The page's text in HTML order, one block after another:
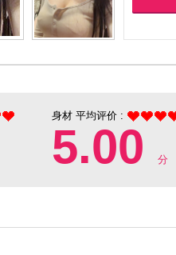
身材 平均评价 :
5.00 分